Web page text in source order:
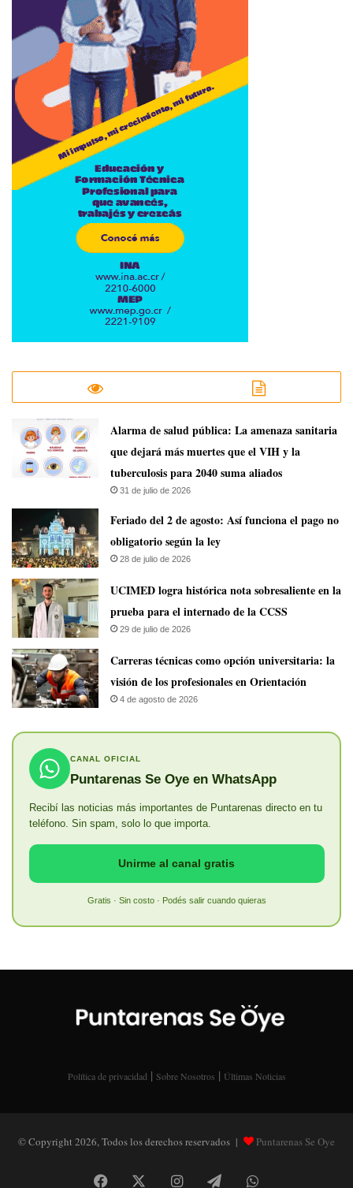
​Alarma de salud pública: La amenaza sanitaria
que dejará más muertes que el VIH y la
tuberculosis para 2040 suma aliados
31 de julio de 2026
Feriado del 2 de agosto: Así funciona el pago no
obligatorio según la ley
28 de julio de 2026
UCIMED logra histórica nota sobresaliente en la
prueba para el internado de la CCSS
29 de julio de 2026
Carreras técnicas como opción universitaria: la
visión de los profesionales en Orientación
4 de agosto de 2026
CANAL OFICIAL
Puntarenas Se Oye en WhatsApp
Recibí las noticias más importantes de Puntarenas directo en tu
teléfono. Sin spam, solo lo que importa.
Unirme al canal gratis
Gratis · Sin costo · Podés salir cuando quieras
Política de privacidad | Sobre Nosotros | Últimas Noticias
© Copyright 2026, Todos los derechos reservados | Puntarenas Se Oye
Facebook InstagramTelegramWhatsApp